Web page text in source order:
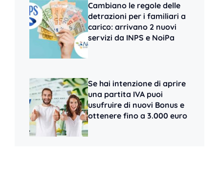
Cambiano le regole delle
detrazioni per i familiari a
carico: arrivano 2 nuovi
servizi da INPS e NoiPa
Se hai intenzione di aprire
una partita IVA puoi
usufruire di nuovi Bonus e
ottenere fino a 3.000 euro